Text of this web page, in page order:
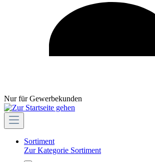
Nur für Gewerbekunden
Sortiment
Zur Kategorie Sortiment